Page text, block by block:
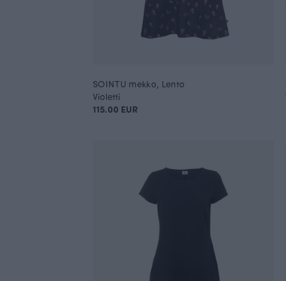
SOINTU mekko, Lento
Violetti
115.00 EUR